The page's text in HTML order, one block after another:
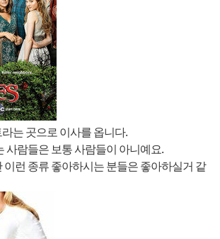
는 곳으로 이사를 옵니다.
사람들은 보통 사람들이 아니예요.
이런 종류 좋아하시는 분들은 좋아하실거 같